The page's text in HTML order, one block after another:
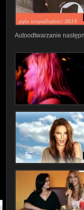
Autoodtwarzanie